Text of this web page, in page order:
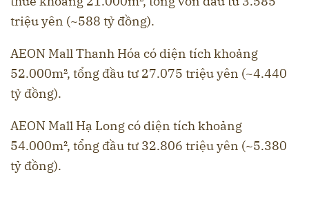
triệu yên (~588 tỷ đồng).
AEON Mall Thanh Hóa có diện tích khoảng
52.000m², tổng đầu tư 27.075 triệu yên (~4.440
tỷ đồng).
AEON Mall Hạ Long có diện tích khoảng
54.000m², tổng đầu tư 32.806 triệu yên (~5.380
tỷ đồng).